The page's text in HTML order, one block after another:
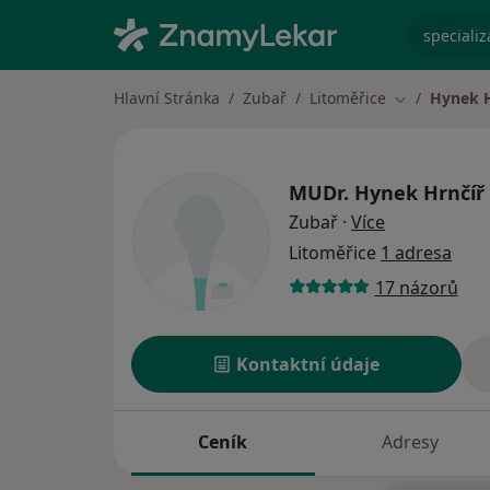
Hlavní Stránka Zubař Litoměřice ZměnaHynek
MUDr. Hynek Hrnčíř
Zubař · Více
Litoměřice 1 adresa
17 názorů
Kontaktní údaje
Ceník Adresy